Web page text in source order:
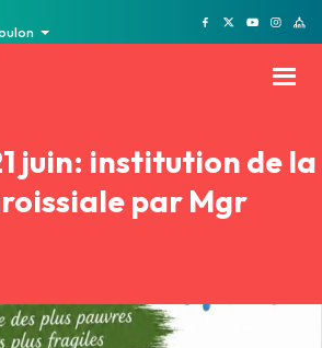
juin: institution de la
par Mgr